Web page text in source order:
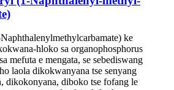
ke
hloko sa organophosphorus
mefuta e mengata, se sebediswang
laola dikokwanyana tse senyang
dikokonyana, diboko tse fofang le